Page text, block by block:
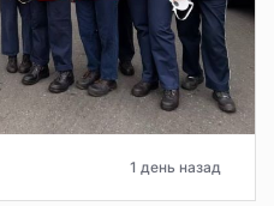
1 день назад